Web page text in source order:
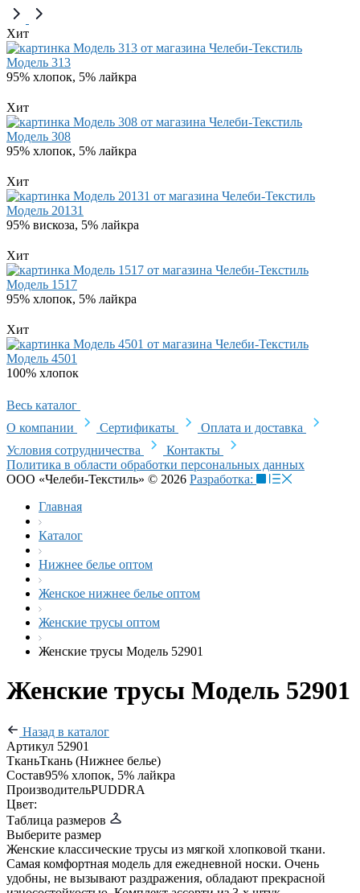
Хит
Модель 313
95% хлопок, 5% лайкра
Хит
Модель 308
95% хлопок, 5% лайкра
Хит
Модель 20131
95% вискоза, 5% лайкра
Хит
Модель 1517
95% хлопок, 5% лайкра
Хит
Модель 4501
100% хлопок
Весь каталог
О компании
Сертификаты
Оплата и доставка
Условия сотрудничества
Контакты
Политика в области обработки персональных данных
ООО «Челеби-Текстиль» © 2026 Разработка:
Главная
Каталог
Нижнее белье оптом
Женское нижнее белье оптом
Женские трусы оптом
Женские трусы Модель 52901
Женские трусы Модель 52901
Назад в каталог
Артикул 52901
ТканьТкань (Нижнее белье)
Состав95% хлопок, 5% лайкра
ПроизводительPUDDRA
Цвет:
Таблица размеров
Выберите размер
Женские классические трусы из мягкой хлопковой ткани.
Самая комфортная модель для ежедневной носки. Очень
удобны, не вызывают раздражения, обладают прекрасной